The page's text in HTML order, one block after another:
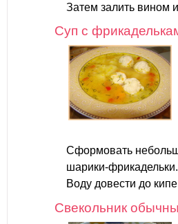
Затем залить вином
Суп с
Сформовать
шарики-фрикадельки.
Воду довести до
Свекольник